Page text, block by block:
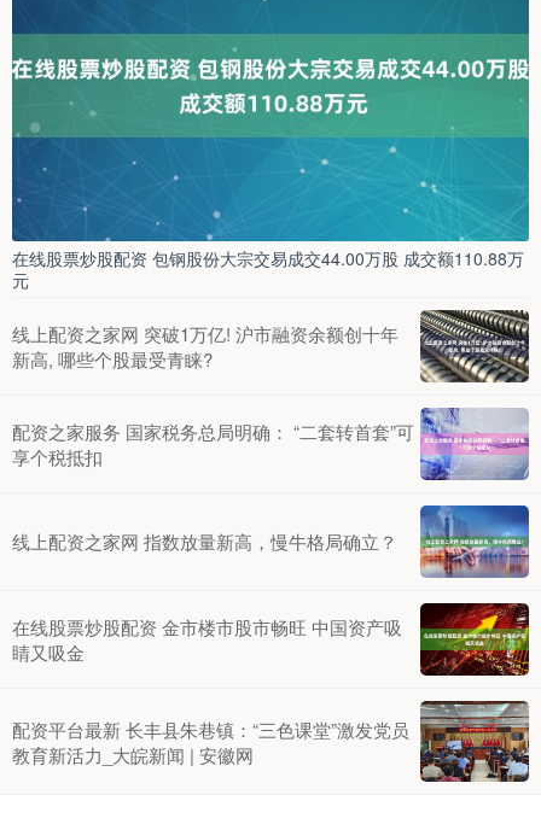
在线股票炒股配资 包钢股份大宗交易成交44.00万股 成交额110.88万
元
线上配资之家网 突破1万亿! 沪市融资余额创十年
新高, 哪些个股最受青睐?
配资之家服务 国家税务总局明确： “二套转首套”可
享个税抵扣
线上配资之家网 指数放量新高，慢牛格局确立？
在线股票炒股配资 金市楼市股市畅旺 中国资产吸
睛又吸金
配资平台最新 长丰县朱巷镇：“三色课堂”激发党员
教育新活力_大皖新闻 | 安徽网